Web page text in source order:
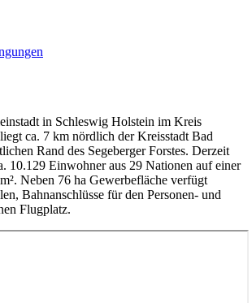
in Schleswig Holstein im Kreis
ca. 7 km nördlich der Kreisstadt Bad
Rand des Segeberger Forstes. Derzeit
10.129 Einwohner aus 29 Nationen auf einer
Neben 76 ha Gewerbefläche verfügt
Bahnanschlüsse für den Personen- und
Flugplatz.